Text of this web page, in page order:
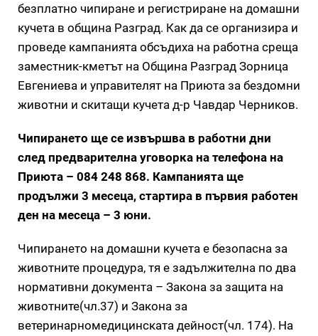
безплатно чипиране и регистриране на домашни
кучета в община Разград. Как да се организира и
проведе кампанията обсъдиха на работна среща
заместник-кметът на Община Разград Зорница
Евгениева и управителят на Приюта за бездомни
животни и скитащи кучета д-р Чавдар Черников.
Чипирането ще се извършва в работни дни
след предварителна уговорка на телефона на
Приюта – 084 248 868. Кампанията ще
продължи 3 месеца, стартира в първия работен
ден на месеца – 3 юни.
Чипирането на домашни кучета е безопасна за
животните процедура, тя е задължителна по два
нормативни документа – Закона за защита на
животните(чл.37) и Закона за
ветеринарномедицинската дейност(чл. 174). На